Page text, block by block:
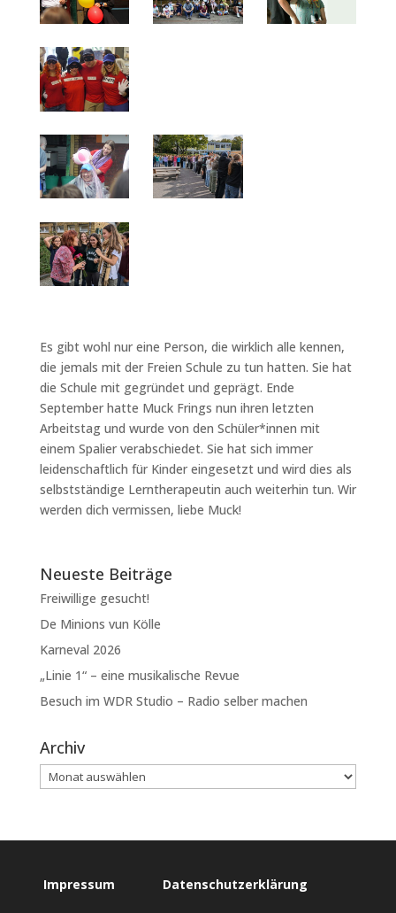
Es gibt wohl nur eine Person, die wirklich alle kennen,
die jemals mit der Freien Schule zu tun hatten. Sie hat
die Schule mit gegründet und geprägt. Ende
September hatte Muck Frings nun ihren letzten
Arbeitstag und wurde von den Schüler*innen mit
einem Spalier verabschiedet. Sie hat sich immer
leidenschaftlich für Kinder eingesetzt und wird dies als
selbstständige Lerntherapeutin auch weiterhin tun. Wir
werden dich vermissen, liebe Muck!
Neueste Beiträge
Freiwillige gesucht!
De Minions vun Kölle
Karneval 2026
„Linie 1“ – eine musikalische Revue
Besuch im WDR Studio – Radio selber machen
Archiv
Impressum Datenschutzerklärung